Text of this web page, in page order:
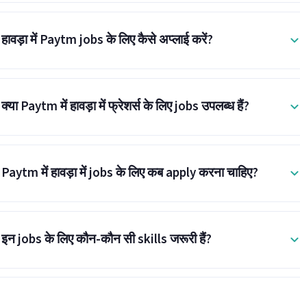
हावड़ा में Paytm jobs के लिए कैसे अप्लाई करें?
क्या Paytm में हावड़ा में फ्रेशर्स के लिए jobs उपलब्ध हैं?
Paytm में हावड़ा में jobs के लिए कब apply करना चाहिए?
इन jobs के लिए कौन-कौन सी skills जरूरी हैं?